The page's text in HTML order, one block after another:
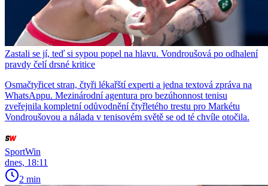
Zastali se jí, teď si sypou popel na hlavu. Vondroušová po odhalení
pravdy čelí drsné kritice
Osmačtyřicet stran, čtyři lékařští experti a jedna textová zpráva na
WhatsAppu. Mezinárodní agentura pro bezúhonnost tenisu
zveřejnila kompletní odůvodnění čtyřletého trestu pro Markétu
Vondroušovou a nálada v tenisovém světě se od té chvíle otočila.
SportWin
dnes, 18:11
2 min